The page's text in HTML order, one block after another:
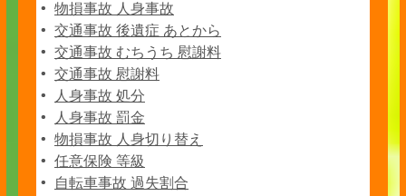
物損事故 人身事故
交通事故 後遺症 あとから
交通事故 むちうち 慰謝料
交通事故 慰謝料
人身事故 処分
人身事故 罰金
物損事故 人身切り替え
任意保険 等級
自転車事故 過失割合